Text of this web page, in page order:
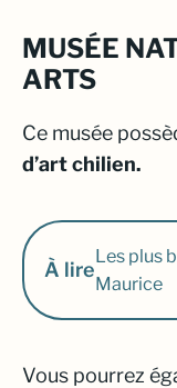
MUSÉE
ARTS
Ce musée
d’art chilien.
À lire
Les plus
Maurice
Vous pourrez